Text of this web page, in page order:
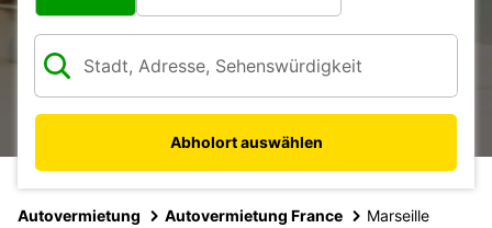
Abholort auswählen
Autovermietung Autovermietung France Marseille